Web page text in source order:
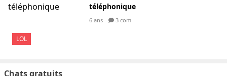
LOL
téléphonique
6 ans 3 com
Chats gratuits